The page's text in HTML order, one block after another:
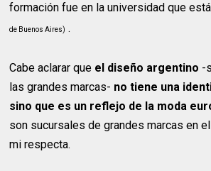
formación fue en la universidad que
de Buenos Aires) .
Cabe aclarar que el diseño argentino -
las grandes marcas- no tiene una
sino que es un reflejo de la moda
son sucursales de grandes marcas en
mi respecta.